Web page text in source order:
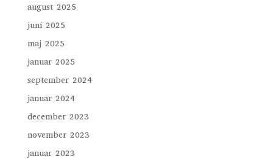
august 2025
juni 2025
maj 2025
januar 2025
september 2024
januar 2024
december 2023
november 2023
januar 2023